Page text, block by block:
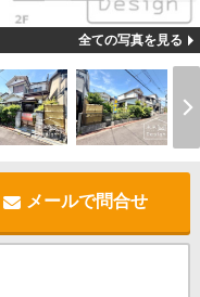
全ての写真を見る
メールで問合せ